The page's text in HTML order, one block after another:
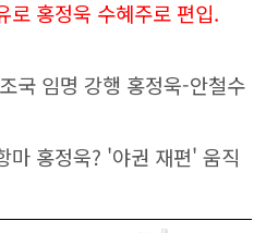
로 홍정욱 수혜주로 편입.
국 임명 강행 홍정욱-안철수
홍정욱? '야권 재편' 움직